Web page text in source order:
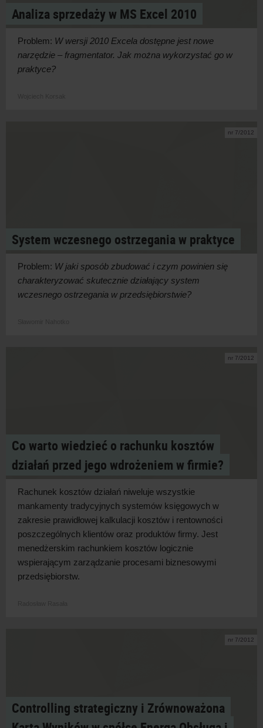
Analiza sprzedaży w MS Excel 2010
Problem: W wersji 2010 Excela dostępne jest nowe
narzędzie – fragmentator. Jak można wykorzystać go w
praktyce?
nr 7/2012
System wczesnego ostrzegania w praktyce
Problem: W jaki sposób zbudować i czym powinien się
charakteryzować skutecznie działający system
wczesnego ostrzegania w przedsiębiorstwie?
nr 7/2012
Co warto wiedzieć o rachunku kosztów
działań przed jego wdrożeniem w firmie?
Rachunek kosztów działań niweluje wszystkie
mankamenty tradycyjnych systemów księgowych w
zakresie prawidłowej kalkulacji kosztów i rentowności
poszczególnych klientów oraz produktów firmy. Jest
menedżerskim rachunkiem kosztów logicznie
wspierającym zarządzanie procesami biznesowymi
przedsiębiorstw.
nr 7/2012
Controlling strategiczny i Zrównoważona